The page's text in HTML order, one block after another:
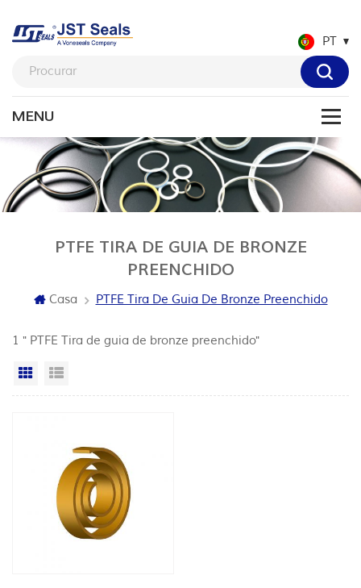
PT
PTFE TIRA DE GUIA DE BRONZE
PREENCHIDO
Casa PTFE Tira De Guia De Bronze Preenchido
1 " PTFE Tira de guia de bronze preenchido"
Vista da grade